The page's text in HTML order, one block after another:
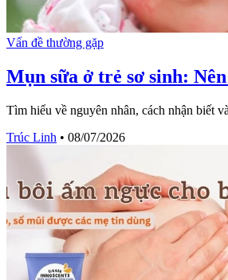
Vấn đề thường gặp
Mụn sữa ở trẻ sơ sinh:
Tìm hiểu về nguyên nhân, cách nhận biết
Trúc Linh • 08/07/2026